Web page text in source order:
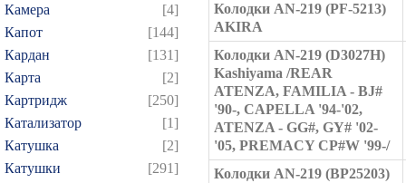
Камера
[4]
Капот
[144]
Кардан
[131]
Карта
[2]
Картридж
[250]
Катализатор
[1]
Катушка
[2]
Катушки
[291]
Колодки AN-219 (PF-5213)
AKIRA
Колодки AN-219 (D3027H)
Kashiyama /REAR
ATENZA, FAMILIA - BJ#
'90-, CAPELLA '94-'02,
ATENZA - GG#, GY# '02-
'05, PREMACY CP#W '99-/
Колодки AN-219 (BP25203)